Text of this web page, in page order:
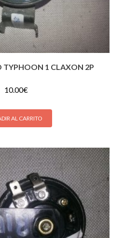
TYPHOON 1 CLAXON 2P
10.00€
AL CARRITO